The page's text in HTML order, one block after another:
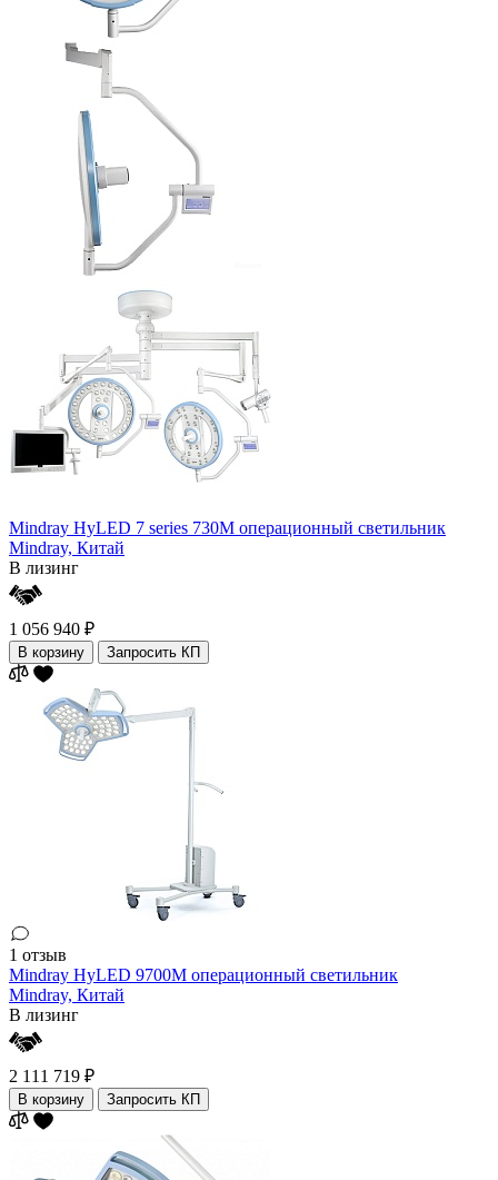
Mindray HyLED 7 series 730M операционный светильник
Mindray, Китай
В лизинг
1 056 940 ₽
В корзину Запросить КП
1 отзыв
Mindray HyLED 9700M операционный светильник
Mindray, Китай
В лизинг
2 111 719 ₽
В корзину Запросить КП